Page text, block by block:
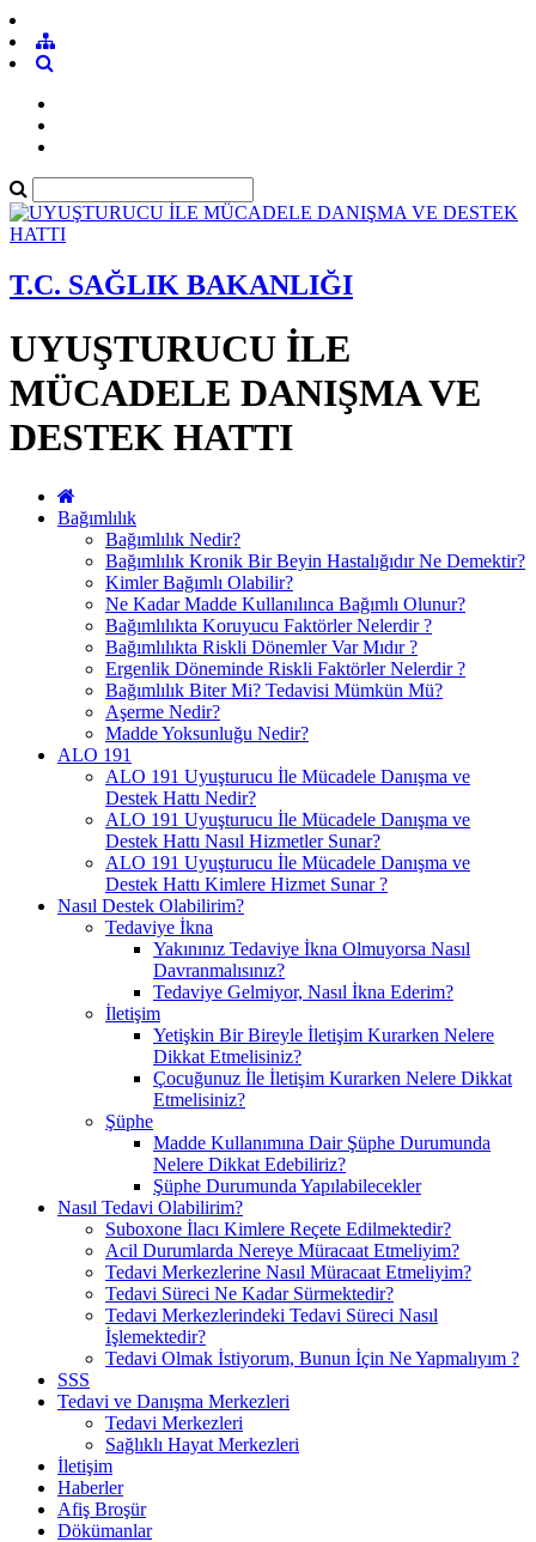
T.C. SAĞLIK BAKANLIĞI
UYUŞTURUCU İLE
MÜCADELE DANIŞMA VE
DESTEK HATTI
Bağımlılık
Bağımlılık Nedir?
Bağımlılık Kronik Bir Beyin Hastalığıdır Ne Demektir?
Kimler Bağımlı Olabilir?
Ne Kadar Madde Kullanılınca Bağımlı Olunur?
Bağımlılıkta Koruyucu Faktörler Nelerdir ?
Bağımlılıkta Riskli Dönemler Var Mıdır ?
Ergenlik Döneminde Riskli Faktörler Nelerdir ?
Bağımlılık Biter Mi? Tedavisi Mümkün Mü?
Aşerme Nedir?
Madde Yoksunluğu Nedir?
ALO 191
ALO 191 Uyuşturucu İle Mücadele Danışma ve
Destek Hattı Nedir?
ALO 191 Uyuşturucu İle Mücadele Danışma ve
Destek Hattı Nasıl Hizmetler Sunar?
ALO 191 Uyuşturucu İle Mücadele Danışma ve
Destek Hattı Kimlere Hizmet Sunar ?
Nasıl Destek Olabilirim?
Tedaviye İkna
Yakınınız Tedaviye İkna Olmuyorsa Nasıl
Davranmalısınız?
Tedaviye Gelmiyor, Nasıl İkna Ederim?
İletişim
Yetişkin Bir Bireyle İletişim Kurarken Nelere
Dikkat Etmelisiniz?
Çocuğunuz İle İletişim Kurarken Nelere Dikkat
Etmelisiniz?
Şüphe
Madde Kullanımına Dair Şüphe Durumunda
Nelere Dikkat Edebiliriz?
Şüphe Durumunda Yapılabilecekler
Nasıl Tedavi Olabilirim?
Suboxone İlacı Kimlere Reçete Edilmektedir?
Acil Durumlarda Nereye Müracaat Etmeliyim?
Tedavi Merkezlerine Nasıl Müracaat Etmeliyim?
Tedavi Süreci Ne Kadar Sürmektedir?
Tedavi Merkezlerindeki Tedavi Süreci Nasıl
İşlemektedir?
Tedavi Olmak İstiyorum, Bunun İçin Ne Yapmalıyım ?
SSS
Tedavi ve Danışma Merkezleri
Tedavi Merkezleri
Sağlıklı Hayat Merkezleri
İletişim
Haberler
Afiş Broşür
Dökümanlar